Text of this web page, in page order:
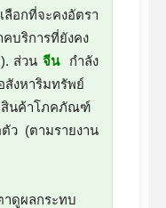
อกที่จะคงอัตรา
คบริการที่ยังคง
). ส่วนจีน
กำลัง
งหาริมทรัพย์
สินค้าโภคภัณฑ์
ว (ตามรายงาน
าดูผลกระทบ